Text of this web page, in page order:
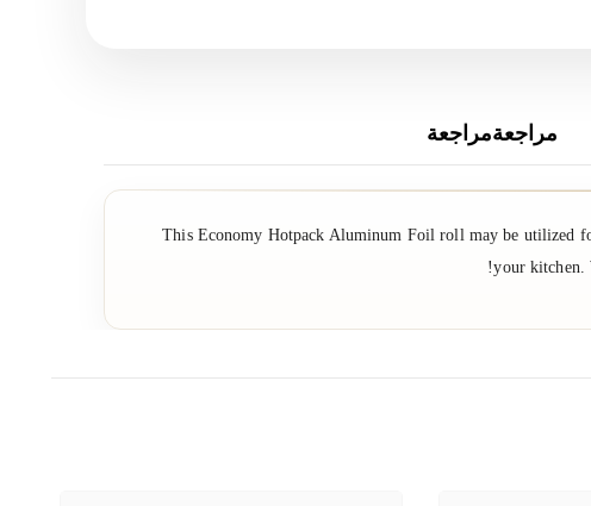
مراجعةمراجعة
This Economy Hotpack Aluminum Foil roll may be utilized
your kitchen.